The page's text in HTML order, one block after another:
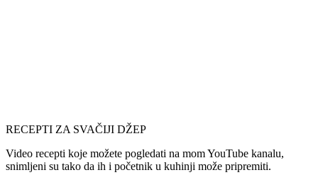
RECEPTI ZA SVAČIJI DŽEP
Video recepti koje možete pogledati na mom YouTube kanalu,
snimljeni su tako da ih i početnik u kuhinji može pripremiti.